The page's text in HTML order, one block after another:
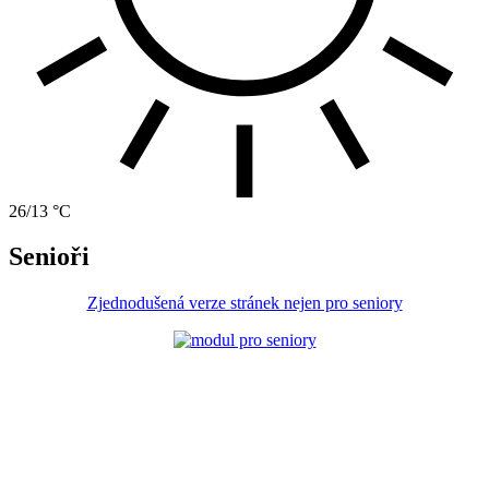
26/13 °C
Senioři
Zjednodušená verze stránek nejen pro seniory